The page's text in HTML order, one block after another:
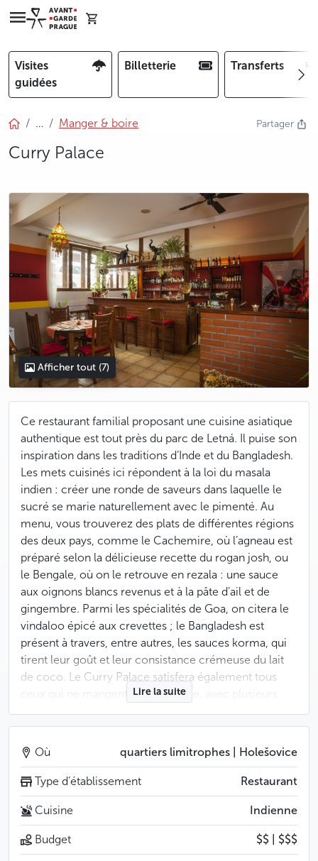
Visites
guidées
Billetterie Transferts
… Manger & boire Partager
Curry Palace
photo 5
photo 6
photo 7
Afficher tout (7)
Ce restaurant familial proposant une cuisine asiatique
authentique est tout près du parc de Letná. Il puise son
inspiration dans les traditions d’Inde et du Bangladesh.
Les mets cuisinés ici répondent à la loi du masala
indien : créer une ronde de saveurs dans laquelle le
sucré se marie naturellement avec le pimenté. Au
menu, vous trouverez des plats de différentes régions
des deux pays, comme le Cachemire, où l’agneau est
préparé selon la délicieuse recette du rogan josh, ou
le Bengale, où on le retrouve en rezala : une sauce
aux oignons blancs revenus et à la pâte d’ail et de
gingembre. Parmi les spécialités de Goa, on citera le
vindaloo épicé aux crevettes ; le Bangladesh est
présent à travers, entre autres, les sauces korma, qui
tirent leur goût et leur consistance crémeuse du lait
de coco. Le Curry Palace satisfera également tous
ceux qui ne mangent pas de viande, avec plusieurs
sortes de riz biryani, divers plats à base de
légumineuses, plus ou moins consistants et pimentés,
ou encore des préparations à base de pommes de
terre. Après ce festin à l’indienne, quoi de mieux que
de finir sur des boulettes de gulab jamun au sirop, ou
sur un kheer, un riz au lait et aux raisins secs et une
pointe de cardamome ?
Lire la suite
Où quartiers limitrophes | Holešovice
Type d’établissement Restaurant
Cuisine Indienne
Budget $$ | $$$